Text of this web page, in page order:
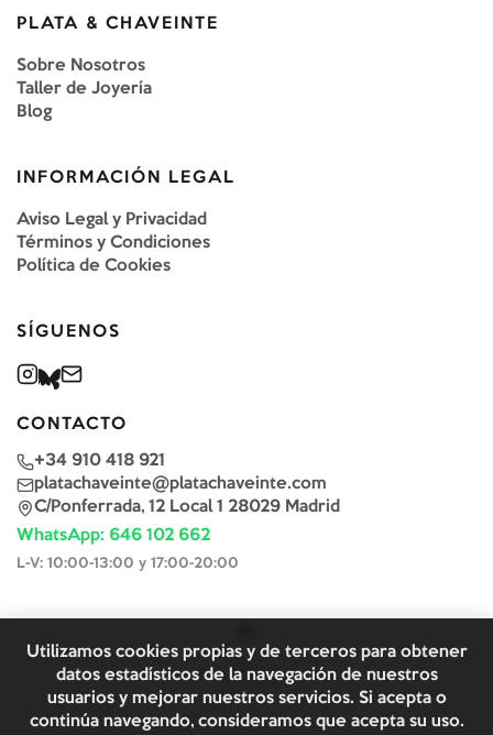
PLATA & CHAVEINTE
Sobre Nosotros
Taller de Joyería
Blog
INFORMACIÓN LEGAL
Aviso Legal y Privacidad
Términos y Condiciones
Política de Cookies
SÍGUENOS
CONTACTO
+34 910 418 921
platachaveinte@platachaveinte.com
C/Ponferrada, 12 Local 1 28029 Madrid
WhatsApp: 646 102 662
L-V: 10:00-13:00 y 17:00-20:00
Utilizamos cookies propias y de terceros para obtener
datos estadísticos de la navegación de nuestros
usuarios y mejorar nuestros servicios. Si acepta o
continúa navegando, consideramos que acepta su uso.